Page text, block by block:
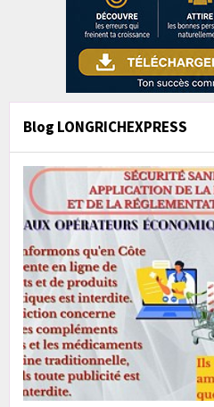
Blog LONGRICHEXPRESS